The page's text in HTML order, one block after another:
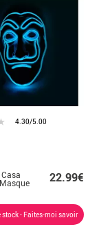
le peintre Salvador
Salvador Dalí est
pourquoi.
à l'âge de 84 ans en
et sculpteur bien
admiré par ces
a été la source
utilisé dans leurs
4.30/5.00
22.99€
stock - Faites-moi savoir